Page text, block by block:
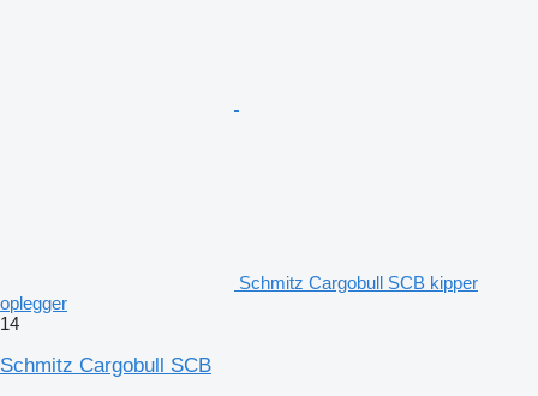
Schmitz Cargobull SCB kipper
oplegger
14
Schmitz Cargobull SCB